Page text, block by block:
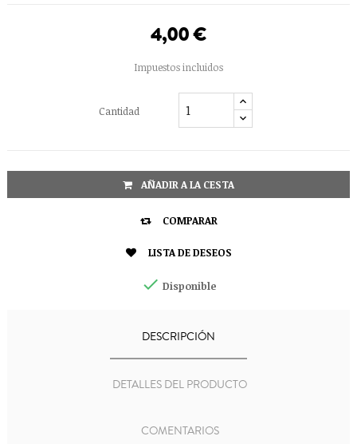
4,00 €
Impuestos incluidos
Cantidad
AÑADIR A LA CESTA
 COMPARAR
 LISTA DE DESEOS
 Disponible
DESCRIPCIÓN
DETALLES DEL PRODUCTO
COMENTARIOS